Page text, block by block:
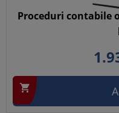
Proceduri
